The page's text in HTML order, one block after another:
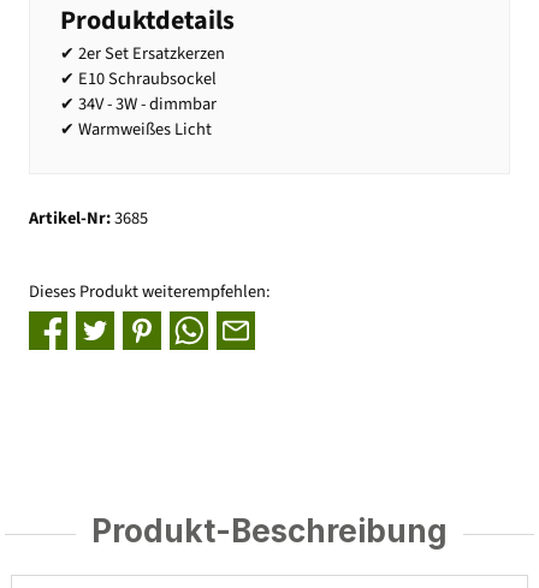
Produktdetails
✔ 2er Set Ersatzkerzen
✔ E10 Schraubsockel
✔ 34V - 3W - dimmbar
✔ Warmweißes Licht
Artikel-Nr:3685
Dieses Produkt weiterempfehlen:
Produkt-Beschreibung